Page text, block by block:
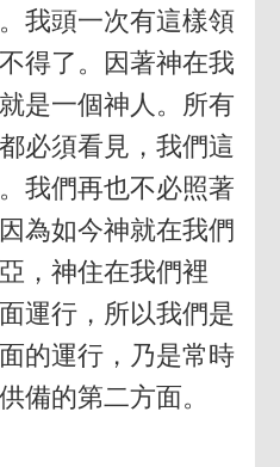
我頭一次有這樣領
得了。因著神在我
是一個神人。所有
必須看見，我們這
我們再也不必照著
為如今神就在我們
，神住在我們裡
運行，所以我們是
的運行，乃是常時
備的第二方面。